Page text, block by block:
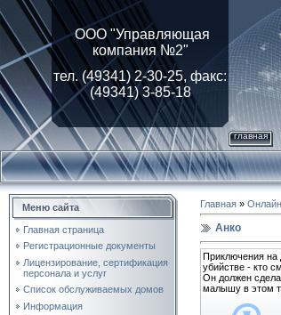
ООО "Управляющая
компания №2"
тел. (49341) 2-30-25, факс:
(49341) 3-85-18
главная
Меню сайта
Главная страница
Регистрационные документы
Лицензирование, cертификация
персонала и услуг
Список обслуживаемых домов
Информация
Главная »
Анко
Приключения на
убийстве - кто
Он должен
малышу в этом